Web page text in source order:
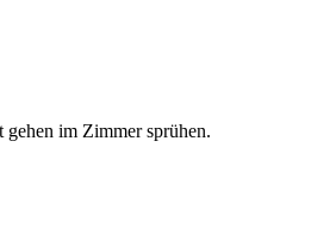
im Zimmer sprühen.